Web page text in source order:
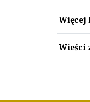
Więcej
Wieści